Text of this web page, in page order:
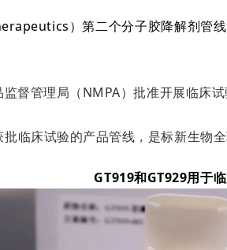
）第二个分子胶降解剂管线
督管理局（NMPA）批准开展临床
临床试验的产品管线，是标新生物全
GT919和GT929用于